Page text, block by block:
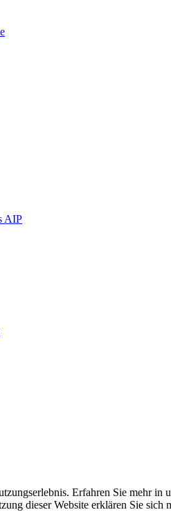
AIP
Erfahren Sie mehr in
dieser Website erklären Sie sich